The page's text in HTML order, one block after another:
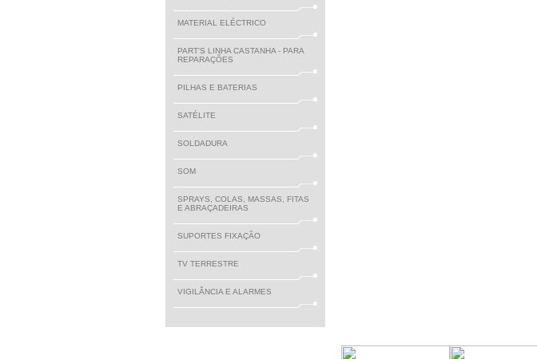
MATERIAL ELÉCTRICO
PART'S LINHA CASTANHA - PARA
REPARAÇÕES
PILHAS E BATERIAS
SATÉLITE
SOLDADURA
SOM
SPRAYS, COLAS, MASSAS, FITAS
E ABRAÇADEIRAS
SUPORTES FIXAÇÃO
TV TERRESTRE
VIGILÂNCIA E ALARMES